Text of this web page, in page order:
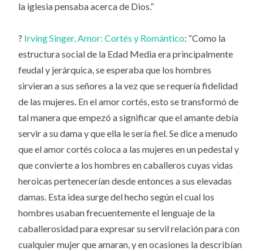
la iglesia pensaba acerca de Dios.”
? Irving Singer, Amor: Cortés y Romántico: “Como la
estructura social de la Edad Media era principalmente
feudal y jerárquica, se esperaba que los hombres
sirvieran a sus señores a la vez que se requería fidelidad
de las mujeres. En el amor cortés, esto se transformó de
tal manera que empezó a significar que el amante debía
servir a su dama y que ella le sería fiel. Se dice a menudo
que el amor cortés coloca a las mujeres en un pedestal y
que convierte a los hombres en caballeros cuyas vidas
heroicas pertenecerían desde entonces a sus elevadas
damas. Esta idea surge del hecho según el cual los
hombres usaban frecuentemente el lenguaje de la
caballerosidad para expresar su servil relación para con
cualquier mujer que amaran, y en ocasiones la describían